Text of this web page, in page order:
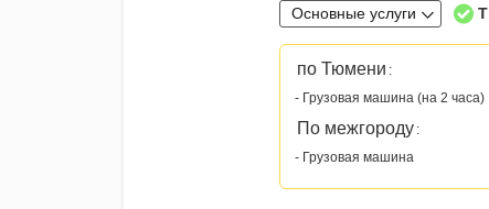
Основные услуги
по Тюмени :
- Грузовая машина (на 2 часа)
По межгороду :
- Грузовая машина